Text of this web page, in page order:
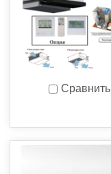
Сравнить